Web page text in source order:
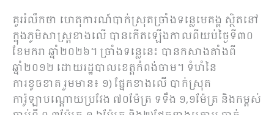
គួររំលឹកថា ហេតុការណ៍បាក់ស្រុតច្រាំងទន្លេមេគង្គ ស្ថិតនៅ
ក្នុងភូមិសាស្ត្រខាងលើ បានកើតឡើងកាលពីយប់ថ្ងៃទី៣០
ខែមករា ឆ្នាំ២០២៦។ ច្រាំងទន្លេនេះ បានកសាងតាំងពី
ឆ្នាំ២០១២ ដោយរដ្ឋបាលខេត្តកំពង់ចាម។ ទំហំនៃ
ការខូចខាត រួមមាន៖ ១) ផ្នែកខាងលើ បាក់ស្រុត
ការ៉ូឡាបណ្តោយប្រវែង ៧០ម៉ែត្រ ទទឹង ១,១ម៉ែត្រ និងកម្ពស់